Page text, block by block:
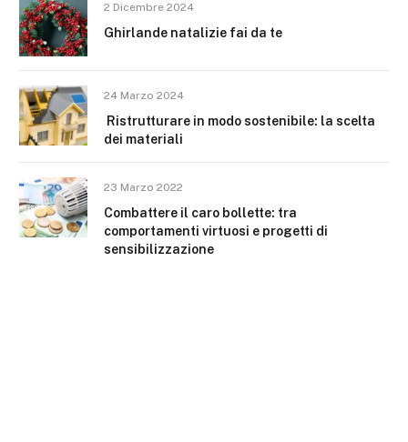
2 Dicembre 2024
Ghirlande natalizie fai da te
24 Marzo 2024
Ristrutturare in modo sostenibile: la scelta
dei materiali
23 Marzo 2022
Combattere il caro bollette: tra
comportamenti virtuosi e progetti di
sensibilizzazione